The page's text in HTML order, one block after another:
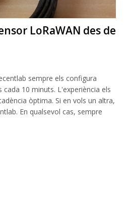
LoRaWAN des de
sempre els configura
10 minuts. L'experiència els
òptima. Si en vols un altra,
En qualsevol cas, sempre